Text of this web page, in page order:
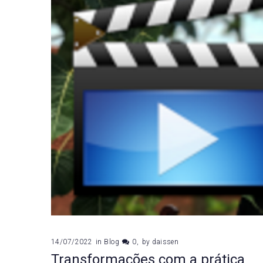
14/07/2022 in Blog 0 by daissen
Transformações com a prática